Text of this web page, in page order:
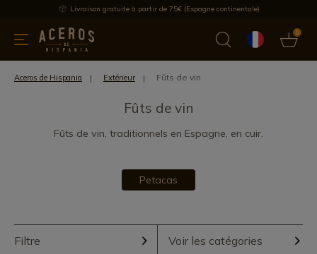
Livraison gratuite à partir de 75€ (Espagne continentale)
0
de cuisine Offre Dernières nouvelles Meilleures ventes
Aceros de Hispania Extérieur Fûts de vin
Fûts de vin
Fûts de vin, traditionnels en Espagne, en cuir.
Petacas
Filtre Voir les catégories